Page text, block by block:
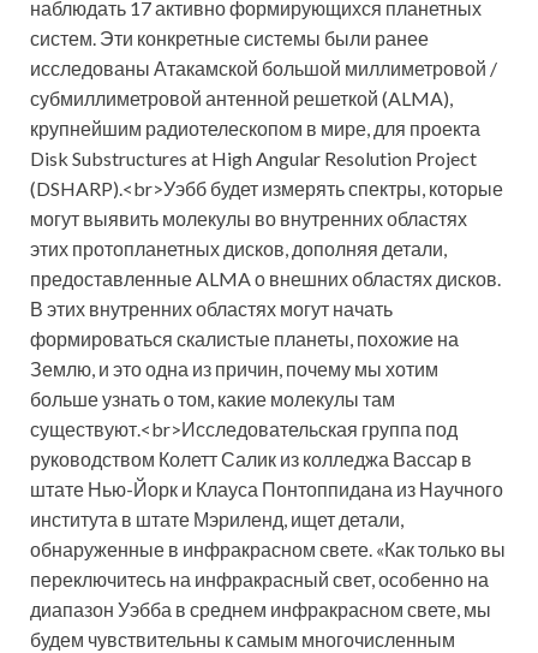
наблюдать 17 активно формирующихся планетных
систем. Эти конкретные системы были ранее
исследованы Атакамской большой миллиметровой /
субмиллиметровой антенной решеткой (ALMA),
крупнейшим радиотелескопом в мире, для проекта
Disk Substructures at High Angular Resolution Project
(DSHARP).<br>Уэбб будет измерять спектры, которые
могут выявить молекулы во внутренних областях
этих протопланетных дисков, дополняя детали,
предоставленные ALMA о внешних областях дисков.
В этих внутренних областях могут начать
формироваться скалистые планеты, похожие на
Землю, и это одна из причин, почему мы хотим
больше узнать о том, какие молекулы там
существуют.<br>Исследовательская группа под
руководством Колетт Салик из колледжа Вассар в
штате Нью-Йорк и Клауса Понтоппидана из Научного
института в штате Мэриленд, ищет детали,
обнаруженные в инфракрасном свете. «Как только вы
переключитесь на инфракрасный свет, особенно на
диапазон Уэбба в среднем инфракрасном свете, мы
будем чувствительны к самым многочисленным